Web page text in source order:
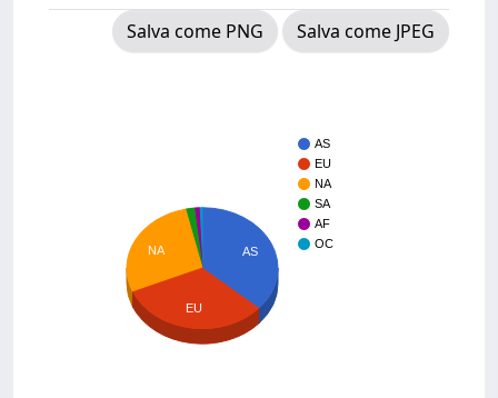
Salva come PNG
Salva come JPEG
AS
EU
NA
SA
AF
OC
AS
NA
EU